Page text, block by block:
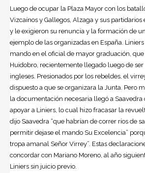
Luego de ocupar la Plaza Mayor con los
Vizcaínos y Gallegos, Alzaga y sus
y le exigieron su renuncia y la formación de
ejemplo de las organizadas en España.
mando en el oficial de mayor graduación,
Huidobro, recientemente llegado luego de
ingleses. Presionados por los rebeldes, el
dispuesto a que se organizara la Junta. Pero
la documentación necesaria llegó a Saavedra
apoyar a Liniers, lo cual hizo fracasar la
dijo Saavedra “que habrían de correr ríos de
permitir dejase el mando Su Excelencia”
tropa amanal Señor Virrey”. Estas
concordar con Mariano Moreno, al año
Liniers sin juicio previo.